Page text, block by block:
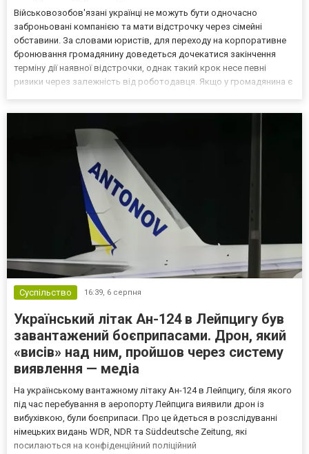
Військовозобов'язані українці не можуть бути одночасно
заброньовані компанією та мати відстрочку через сімейні
обставини. За словами юристів, для переходу на корпоративне
бронювання громадянину доведеться дочекатися закінчення
терміну дії наявної відстрочки, однак такий крок несе певні
ризики через залежність від роботодавця. Якщо у громадянина є
Суспільство 16:39, 6 серпня
Український літак Ан-124 в Лейпцигу був
завантажений боєприпасами. Дрон, який
«висів» над ним, пройшов через систему
виявлення — медіа
На українському вантажному літаку Ан-124 в Лейпцигу, біля якого
під час перебування в аеропорту Лейпцига виявили дрон із
вибухівкою, були боєприпаси. Про це йдеться в розслідуванні
німецьких видань WDR, NDR та Süddeutsche Zeitung, які
посилаються на конфіденційний поліційний